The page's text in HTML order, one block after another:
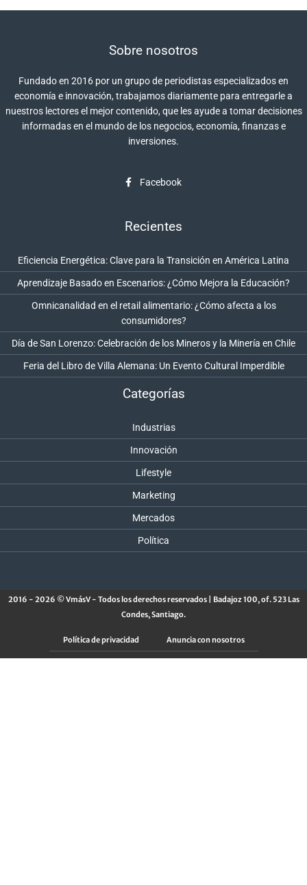
Sobre nosotros
Fundado en 2016 por un grupo de periodistas especializados en
economía e innovación, trabajamos diariamente para entregarle a
nuestros lectores el mejor contenido, que les ayude a tomar decisiones
informadas en el mundo de los negocios, economía, finanzas e
inversiones.
Facebook
Recientes
Eficiencia Energética: Clave para la Transición en América Latina
Aprendizaje Basado en Escenarios: ¿Cómo Mejora la Educación?
Omnicanalidad en el retail alimentario: ¿Cómo afecta a los
consumidores?
Día de San Lorenzo: Celebración de los Mineros y la Minería en Chile
Feria del Libro de Villa Alemana: Un Evento Cultural Imperdible
Categorías
Industrias
Innovación
Lifestyle
Marketing
Mercados
Política
2016 - 2026 © VmásV - Todos los derechos reservados | Badajoz 100, of. 523 Las
Condes, Santiago.
Política de privacidad Anuncia con nosotros